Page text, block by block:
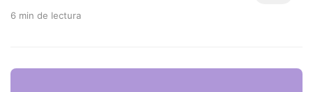
6 min de lectura